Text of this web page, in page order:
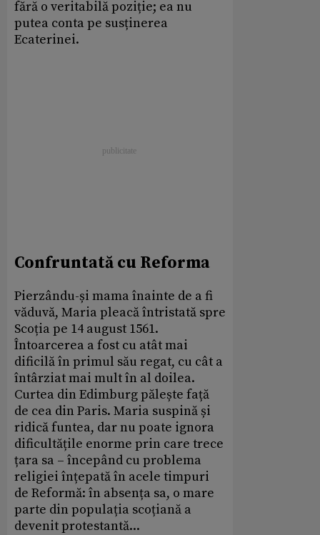
fără o veritabilă poziție; ea nu
putea conta pe susținerea
Ecaterinei.
Confruntată cu Reforma
Pierzându-și mama înainte de a fi
văduvă, Maria pleacă întristată spre
Scoția pe 14 august 1561.
Întoarcerea a fost cu atât mai
dificilă în primul său regat, cu cât a
întârziat mai mult în al doilea.
Curtea din Edimburg pălește față
de cea din Paris. Maria suspină și
ridică funtea, dar nu poate ignora
dificultățile enorme prin care trece
țara sa – începând cu problema
religiei înțepată în acele timpuri
de Reformă: în absența sa, o mare
parte din populația scoțiană a
devenit protestantă...